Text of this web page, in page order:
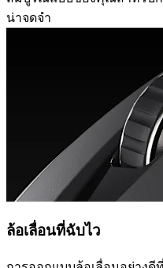
น่าจดจำ
ล้อเลื่อนที่ฉับไว